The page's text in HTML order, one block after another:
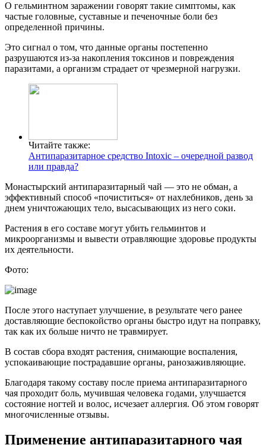
О гельминтном заражении говорят такие симптомы, как
частые головные, суставные и печеночные боли без
определенной причины.
Это сигнал о том, что данные органы постепенно
разрушаются из-за накопления токсинов и повреждения
паразитами, а организм страдает от чрезмерной нагрузки.
Читайте также:
Антипаразитарное средство Intoxic – очередной развод
или правда?
Монастырский антипаразитарный чай — это не обман, а
эффективный способ «почиститься» от нахлебников, день за
днем уничтожающих тело, высасывающих из него соки.
Растения в его составе могут убить гельминтов и
микроорганизмы и вывести отравляющие здоровье продукты
их деятельности.
Фото:
После этого наступает улучшение, в результате чего ранее
доставляющие беспокойство органы быстро идут на поправку,
так как их больше ничто не травмирует.
В состав сбора входят растения, снимающие воспаления,
успокаивающие пострадавшие органы, ранозаживляющие.
Благодаря такому составу после приема антипаразитарного
чая проходит боль, мучившая человека годами, улучшается
состояние ногтей и волос, исчезает аллергия. Об этом говорят
многочисленные отзывы.
Применение антипаразитарного чая